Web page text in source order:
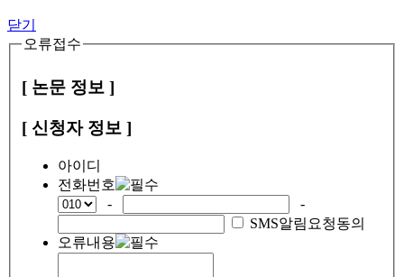
닫기
오류접수
[ 논문 정보 ]
[ 신청자 정보 ]
아이디
전화번호
-
-
SMS알림요청동의
오류내용